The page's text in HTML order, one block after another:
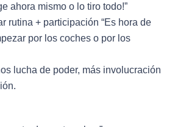
ahora mismo o lo tiro todo!”
rutina + participación “Es hora de
por los coches o por los
lucha de poder, más involucración